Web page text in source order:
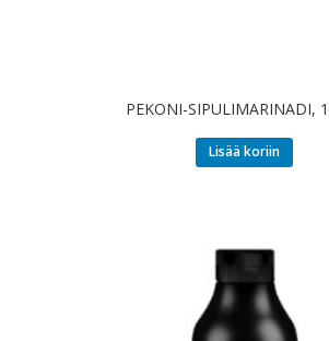
PEKONI-SIPULIMARINADI,
Lisää koriin